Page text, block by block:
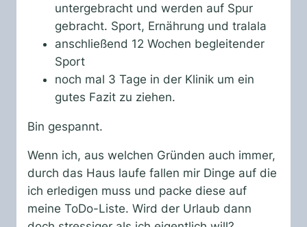
untergebracht und werden auf Spur
gebracht. Sport, Ernährung und tralala
anschließend 12 Wochen begleitender
Sport
noch mal 3 Tage in der Klinik um ein
gutes Fazit zu ziehen.
Bin gespannt.
Wenn ich, aus welchen Gründen auch immer,
durch das Haus laufe fallen mir Dinge auf die
ich erledigen muss und packe diese auf
meine ToDo-Liste. Wird der Urlaub dann